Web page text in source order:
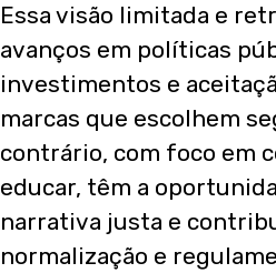
Essa visão limitada e
avanços em políticas
investimentos e
marcas que escolhem
contrário, com foco em
educar, têm a
narrativa justa e
normalização e